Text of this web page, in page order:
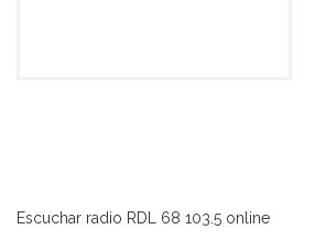
Escuchar radio RDL 68 103.5 online